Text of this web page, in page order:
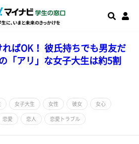
ばOK！ 彼氏持ちでも男友だ
「アリ」な女子大生は約5割
女子大生 女性 彼女 女心
恋愛 恋人 恋愛トラブル